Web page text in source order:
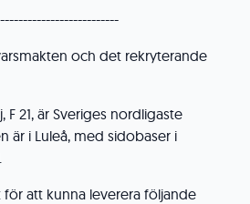
och det rekryterande
21, är Sveriges nordligaste
är i Luleå, med sidobaser i
för att kunna leverera följande